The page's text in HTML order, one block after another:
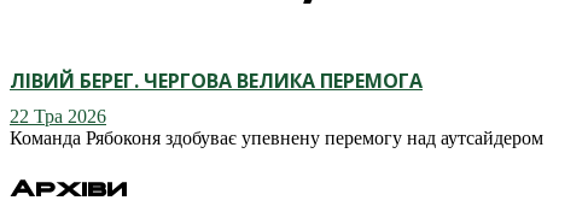
ЛІВИЙ БЕРЕГ. ЧЕРГОВА ВЕЛИКА ПЕРЕМОГА
22 Тра 2026
Команда Рябоконя здобуває упевнену перемогу над аутсайдером
Архіви